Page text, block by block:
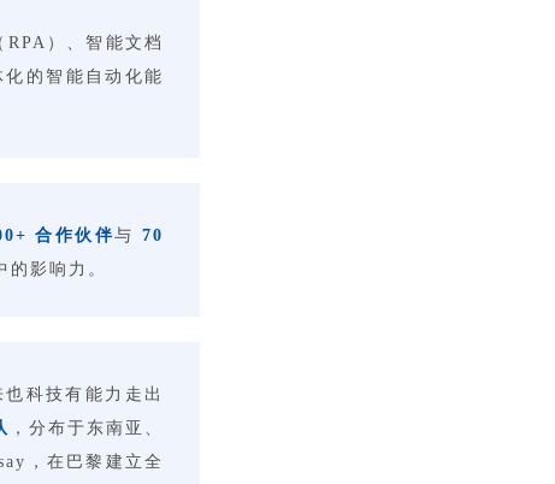
RPA）、智能文档
的智能自动化能
合作伙伴与70
影响力。
也科技有能力走出
，分布于东南亚、
，在巴黎建立全